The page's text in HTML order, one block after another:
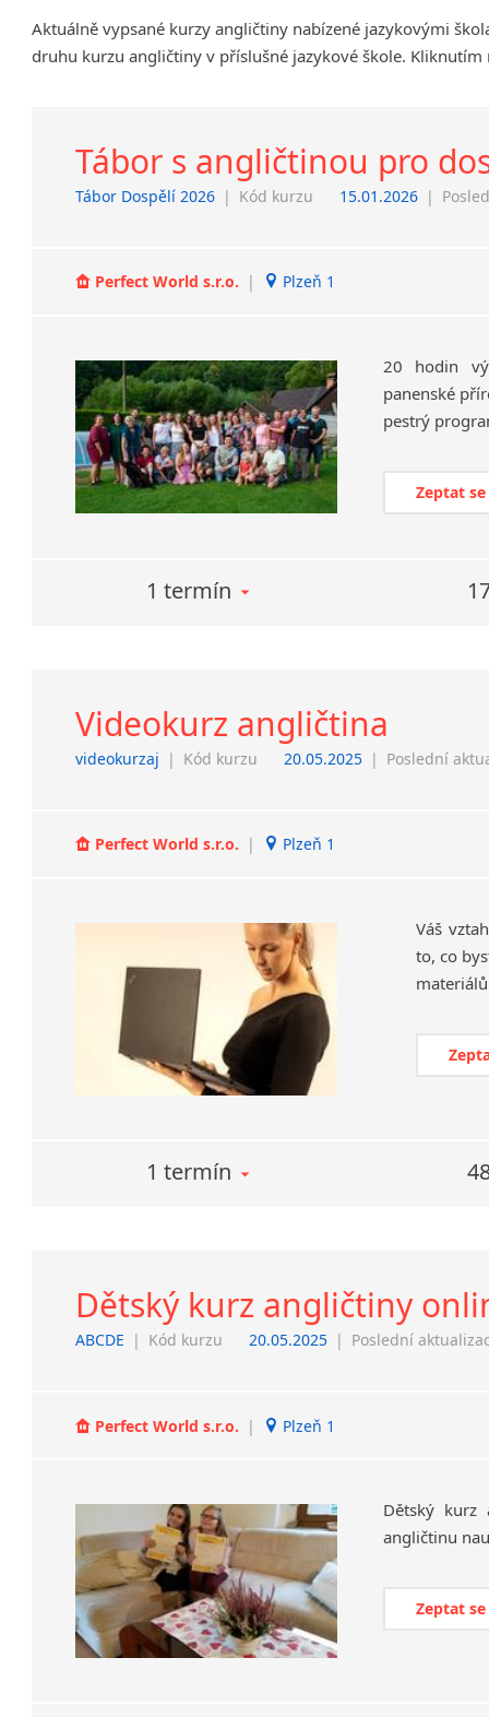
Chrudim
Děčín
Most
Prostějov
Vysoká nad Labem
Aktuálně vypsané kurzy angličtiny nabízené jazykovými
druhu kurzu angličtiny v příslušné jazykové škole.
Tábor s angličtinou pro
Tábor Dospělí 2026 | Kód kurzu 15.01.2026 |
Perfect World s.r.o. | Plzeň 1
20 hodin
panenské
pestrý
Zeptat
1 termín
Videokurz angličtina
videokurzaj | Kód kurzu 20.05.2025 | Poslední
Perfect World s.r.o. | Plzeň 1
Váš
to, co
1 termín
Dětský kurz angličtiny
ABCDE | Kód kurzu 20.05.2025 | Poslední
Perfect World s.r.o. | Plzeň 1
Dětský kurz
angličtinu
Zeptat